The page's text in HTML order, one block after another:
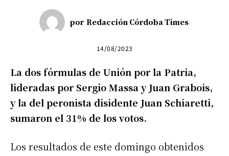
por Redacción Córdoba Times
14/08/2023
La dos fórmulas de Unión por la Patria,
lideradas por Sergio Massa y Juan Grabois,
y la del peronista disidente Juan Schiaretti,
sumaron el 31% de los votos.
Los resultados de este domingo obtenidos